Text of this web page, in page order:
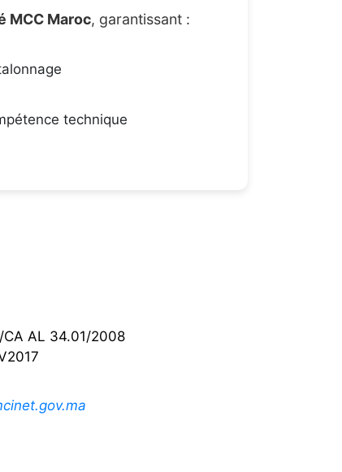
MCC Maroc, garantissant :
technique
CA AL 34.01/2008